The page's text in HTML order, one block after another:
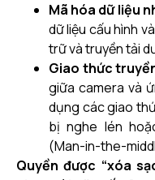
Mã hóa dữ liệu
dữ liệu cấu hình
trữ và truyền tải
Giao thức
giữa camera và
dụng các giao
bị nghe lén
(Man-in-the-
Quyền được “xóa